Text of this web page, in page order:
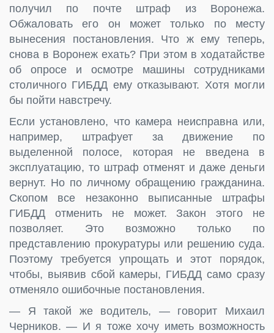
получил по почте штраф из Воронежа.
Обжаловать его он может только по месту
вынесения постановления. Что ж ему теперь,
снова в Воронеж ехать? При этом в ходатайстве
об опросе и осмотре машины сотрудниками
столичного ГИБДД ему отказывают. Хотя могли
бы пойти навстречу.
Если установлено, что камера неисправна или,
например, штрафует за движение по
выделенной полосе, которая не введена в
эксплуатацию, то штраф отменят и даже деньги
вернут. Но по личному обращению гражданина.
Скопом все незаконно выписанные штрафы
ГИБДД отменить не может. Закон этого не
позволяет. Это возможно только по
представлению прокуратуры или решению суда.
Поэтому требуется упрощать и этот порядок,
чтобы, выявив сбой камеры, ГИБДД само сразу
отменяло ошибочные постановления.
— Я такой же водитель, — говорит Михаил
Черников. — И я тоже хочу иметь возможность